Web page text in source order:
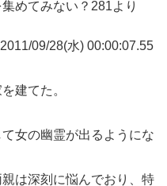
めてみない？281より
09/28(水) 00:00:07.55
建てた。
女の幽霊が出るようにな
は深刻に悩んでおり、特